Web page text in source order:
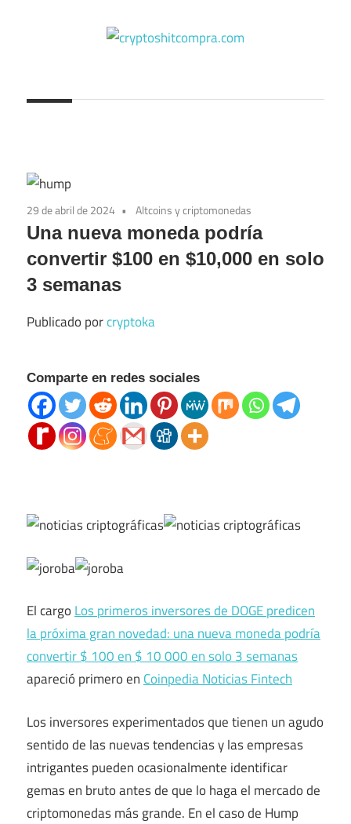
29 de abril de 2024 Altcoins y criptomonedas
Una nueva moneda podría
convertir $100 en $10,000 en solo
3 semanas
Publicado porcryptoka
Comparte en redes sociales
El cargo Los primeros inversores de DOGE predicen
la próxima gran novedad: una nueva moneda podría
convertir $ 100 en $ 10 000 en solo 3 semanas
apareció primero en Coinpedia Noticias Fintech
Los inversores experimentados que tienen un agudo
sentido de las nuevas tendencias y las empresas
intrigantes pueden ocasionalmente identificar
gemas en bruto antes de que lo haga el mercado de
criptomonedas más grande. En el caso de Hump